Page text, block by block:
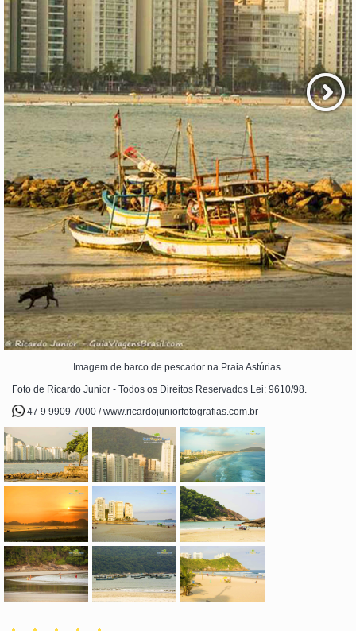
Imagem de barco de pescador na Praia Astúrias.
Foto de Ricardo Junior - Todos os Direitos Reservados Lei: 9610/98.
47 9 9909-7000 / www.ricardojuniorfotografias.com.br